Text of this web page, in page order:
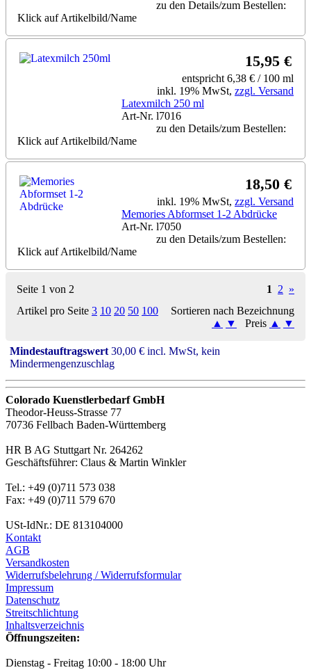
zu den Details/zum Bestellen:
Klick auf Artikelbild/Name
15,95 €
entspricht 6,38 € / 100 ml
inkl. 19% MwSt, zzgl. Versand
Latexmilch 250 ml
Art-Nr. l7016
zu den Details/zum Bestellen:
Klick auf Artikelbild/Name
18,50 €
inkl. 19% MwSt, zzgl. Versand
Memories Abformset 1-2 Abdrücke
Art-Nr. l7050
zu den Details/zum Bestellen:
Klick auf Artikelbild/Name
Seite 1 von 2 1 2 »
Artikel pro Seite 3 10 20 50 100
Sortieren nach Bezeichnung
▲
▼ Preis ▲ ▼
Mindestauftragswert 30,00 € incl. MwSt, kein
Mindermengenzuschlag
Colorado Kuenstlerbedarf GmbH
Theodor-Heuss-Strasse 77
70736 Fellbach Baden-Württemberg
HR B AG Stuttgart Nr. 264262
Geschäftsführer: Claus & Martin Winkler
Tel.: +49 (0)711 573 038
Fax: +49 (0)711 579 670
USt-IdNr.: DE 813104000
Kontakt
AGB
Versandkosten
Widerrufsbelehrung / Widerrufsformular
Impressum
Datenschutz
Streitschlichtung
Inhaltsverzeichnis
Öffnungszeiten:
Dienstag - Freitag 10:00 - 18:00 Uhr